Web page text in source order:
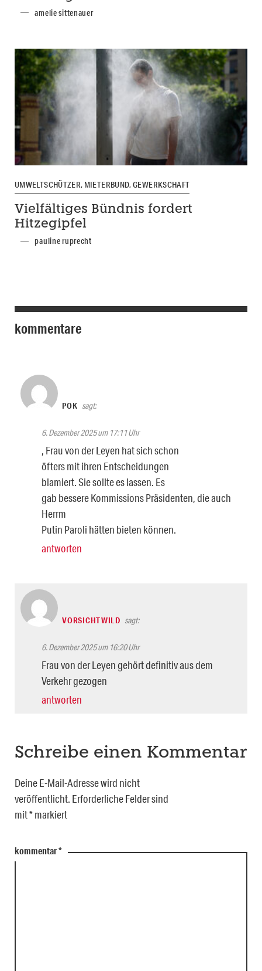
amelie sittenauer
UMWELTSCHÜTZER, MIETERBUND, GEWERKSCHAFT
Vielfältiges Bündnis fordert
Hitzegipfel
pauline ruprecht
kommentare
POK sagt:
6. Dezember 2025 um 17:11 Uhr
, Frau von der Leyen hat sich schon
öfters mit ihren Entscheidungen
blamiert. Sie sollte es lassen. Es
gab bessere Kommissions Präsidenten, die auch
Herrm
Putin Paroli hätten bieten können.
antworten
VORSICHTWILD sagt:
6. Dezember 2025 um 16:20 Uhr
Frau von der Leyen gehört definitiv aus dem
Verkehr gezogen
antworten
Schreibe einen Kommentar
Deine E-Mail-Adresse wird nicht
veröffentlicht. Erforderliche Felder sind
mit*markiert
kommentar*